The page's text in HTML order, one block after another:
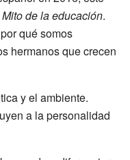
de la educación.
qué somos
hermanos que crecen
y el ambiente.
a la personalidad